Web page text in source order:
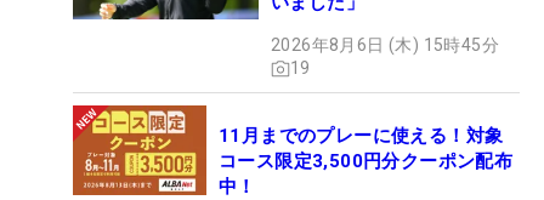
2026年8月6日 (木) 15時45分
19
11月までのプレーに使える！対象
コース限定3,500円分クーポン配布
中！